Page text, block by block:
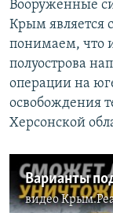
Вооруженные
Крым является
понимаем, что
полуострова
операции на
освобождения
Херсонской
видео